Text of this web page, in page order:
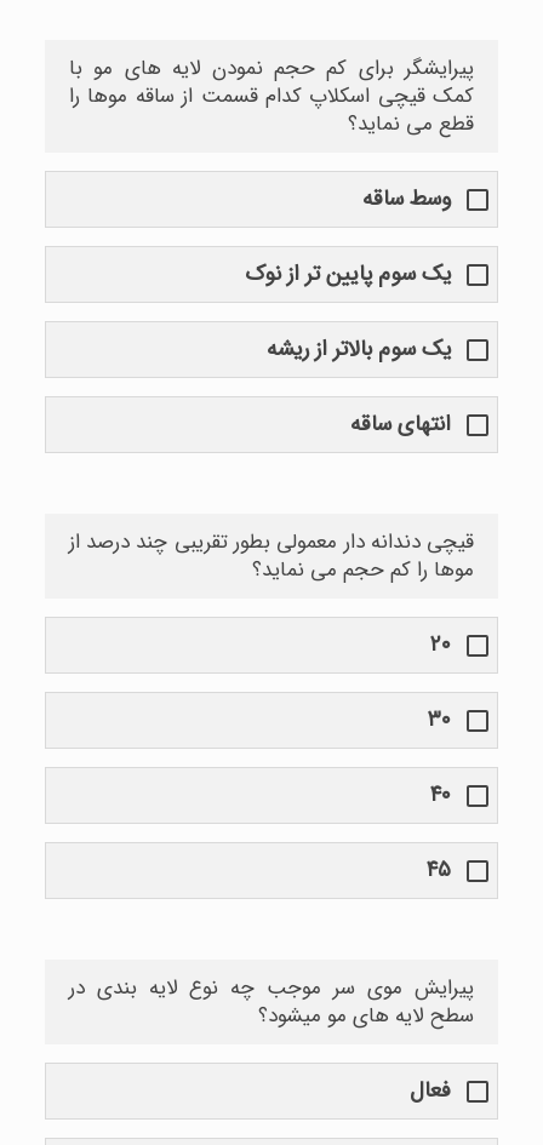
پیرایشگر برای کم حجم نمودن لایه های مو با
کمک قیچی اسکلاپ کدام قسمت از ساقه موها را
قطع می نماید؟
وسط ساقه
یک سوم پایین تر از نوک
یک سوم بالاتر از ریشه
انتهای ساقه
قیچی دندانه دار معمولی بطور تقریبی چند درصد از
موها را کم حجم می نماید؟
۲۰
۳۰
۴۰
۴۵
پیرایش موی سر موجب چه نوع لایه بندی در
سطح لایه های مو میشود؟
فعال